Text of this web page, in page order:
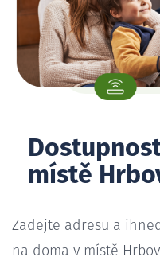
místě
Zadejte adresu a
na doma v místě